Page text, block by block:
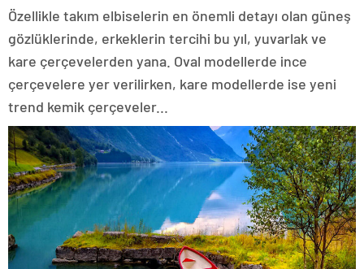
Özellikle takım elbiselerin en önemli detayı olan güneş
gözlüklerinde, erkeklerin tercihi bu yıl, yuvarlak ve
kare çerçevelerden yana. Oval modellerde ince
çerçevelere yer verilirken, kare modellerde ise yeni
trend kemik çerçeveler...